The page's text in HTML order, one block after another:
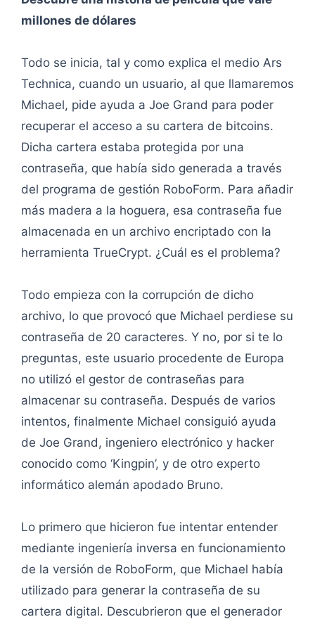
millones de dólares
Todo se inicia, tal y como explica el medio Ars
Technica, cuando un usuario, al que llamaremos
Michael, pide ayuda a Joe Grand para poder
recuperar el acceso a su cartera de bitcoins.
Dicha cartera estaba protegida por una
contraseña, que había sido generada a través
del programa de gestión RoboForm. Para añadir
más madera a la hoguera, esa contraseña fue
almacenada en un archivo encriptado con la
herramienta TrueCrypt. ¿Cuál es el problema?
Todo empieza con la corrupción de dicho
archivo, lo que provocó que Michael perdiese su
contraseña de 20 caracteres. Y no, por si te lo
preguntas, este usuario procedente de Europa
no utilizó el gestor de contraseñas para
almacenar su contraseña. Después de varios
intentos, finalmente Michael consiguió ayuda
de Joe Grand, ingeniero electrónico y hacker
conocido como ‘Kingpin’, y de otro experto
informático alemán apodado Bruno.
Lo primero que hicieron fue intentar entender
mediante ingeniería inversa en funcionamiento
de la versión de RoboForm, que Michael había
utilizado para generar la contraseña de su
cartera digital. Descubrieron que el generador